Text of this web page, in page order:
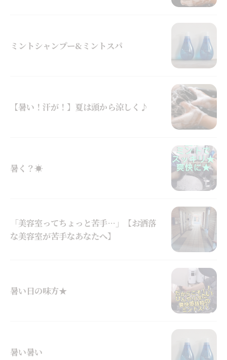
ミントシャンプー&ミントスパ
【暑い！汗が！】夏は頭から涼しく♪
暑く？☀
「美容室ってちょっと苦手…」【お洒落
な美容室が苦手なあなたへ】
暑い日の味方★
暑い暑い